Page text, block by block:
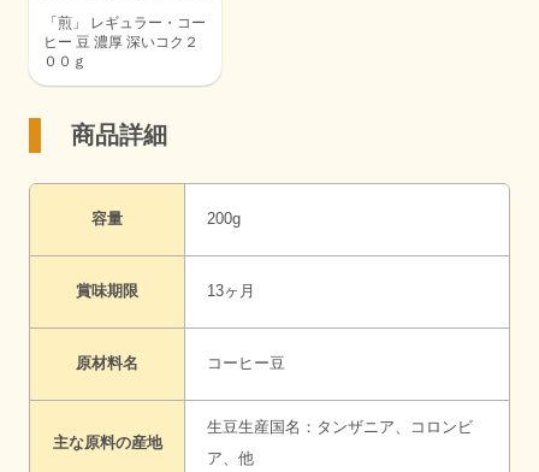
「煎」 レギュラー・コー
ヒー 豆 濃厚 深いコク２
００ｇ
商品詳細
容量 200g
賞味期限 13ヶ月
原材料名 コーヒー豆
主な原料の産地
生豆生産国名：タンザニア、コロンビ
ア、他